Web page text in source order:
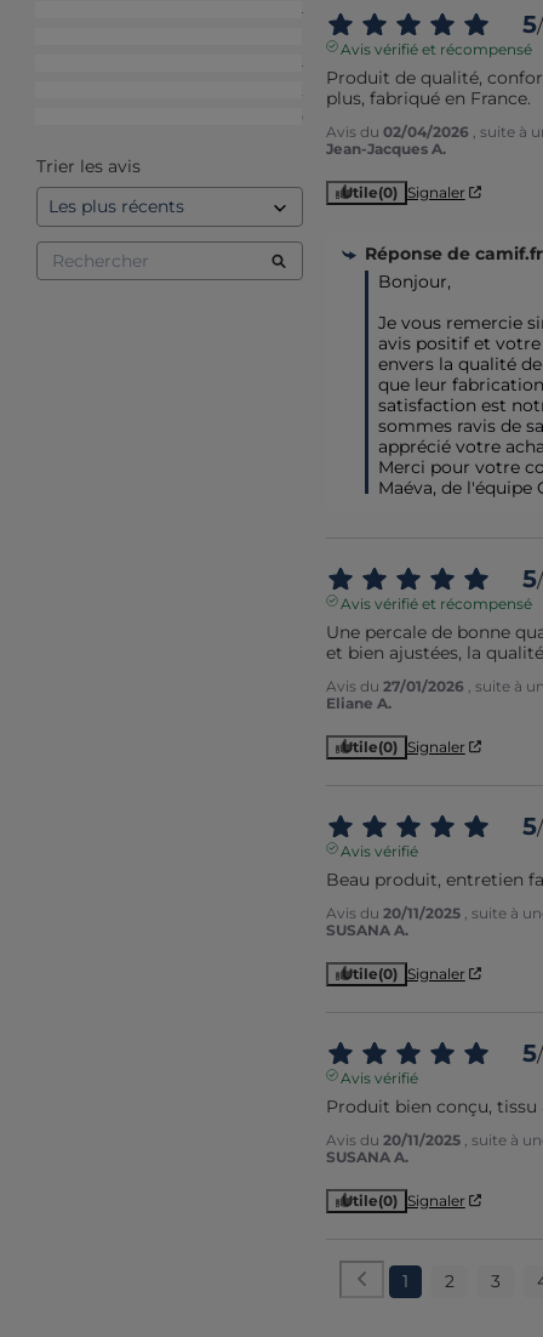
34
4
2
0
Trier les avis
5/
Avis vérifié et récompensé
Produit de qualité,
plus, fabriqué en France.
Avis du 02/04/2026
, suite à
Jean-Jacques A.
Utile(0) Signaler
Réponse de camif.fr
Bonjour,
Je vous remercie
avis positif et
envers la qualité
que leur
satisfaction est
sommes ravis de
apprécié votre
Merci pour votre
Maéva, de l'équipe
5/
Avis vérifié et récompensé
Une percale de bonne
et bien ajustées, la
Avis du 27/01/2026
, suite à
Eliane A.
Utile(0) Signaler
5/
Avis vérifié
Beau produit, entretien
Avis du 20/11/2025
, suite à
SUSANA A.
Utile(0) Signaler
5/
Avis vérifié
Produit bien conçu, tissu
Avis du 20/11/2025
, suite à
SUSANA A.
Utile(0) Signaler
1 2 3